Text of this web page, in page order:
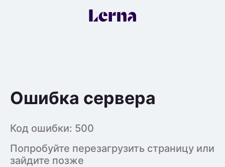
Ошибка сервера
Код ошибки: 500
Попробуйте перезагрузить страницу или
зайдите позже